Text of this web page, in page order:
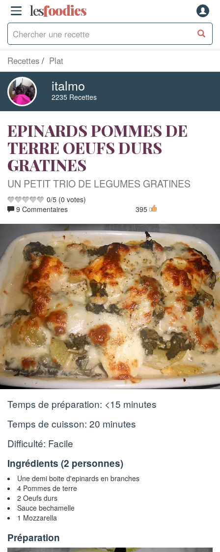
lesfoodies
Recettes Plat
italmo
2235 Recettes
EPINARDS POMMES DE
TERRE OEUFS DURS
GRATINES
UN PETIT TRIO DE LEGUMES GRATINES
0/5 (0 votes)
9 Commentaires
395
Temps de préparation: <15 minutes
Temps de cuisson: 20 minutes
Difficulté: Facile
Ingrédients (2 personnes)
Une demi boite d'epinards en branches
4 Pommes de terre
2 Oeufs durs
Sauce bechamelle
1 Mozzarella
Préparation